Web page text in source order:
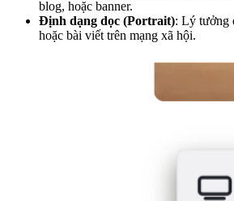
blog, hoặc banner.
Định dạng dọc (Portrait): Lý tưởng
hoặc bài viết trên mạng xã hội.